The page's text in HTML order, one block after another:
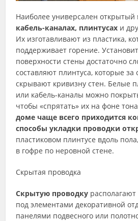
Наиболее универсален открытый
кабель-каналах, плинтусах и
Их изготавливают из пластика,
поддерживает горение.
поверхности стены достаточно
составляют плинтуса, которые за
скрывают кривизну стен. Белые
или кабель-каналы можно
чтобы «спрятать» их на фоне
доме чаще всего приходится
способы укладки проводки
пластиковом плинтусе вдоль
в гофре по неровной стене.
Скрытая проводка
Скрытую проводку
под элементами декоративной
панелями подвесного или